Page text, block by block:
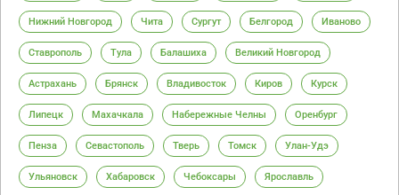
Нижний Новгород Чита Сургут Белгород Иваново
Ставрополь Тула Балашиха Великий Новгород
Астрахань Брянск Владивосток Киров Курск
Липецк Махачкала Набережные Челны Оренбург
Пенза Севастополь Тверь Томск Улан-Удэ
Ульяновск Хабаровск Чебоксары Ярославль